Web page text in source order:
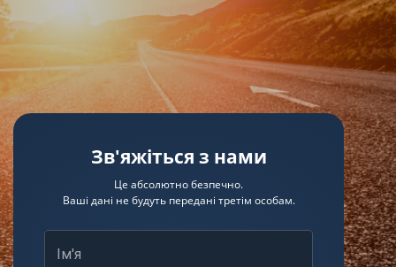
Зв'яжіться з нами
Це абсолютно безпечно.
Ваші дані не будуть передані третім особам.
Ім'я